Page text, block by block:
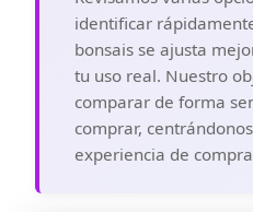
identificar
bonsais se ajusta
tu uso real. Nuestro
comparar de forma
comprar,
experiencia de